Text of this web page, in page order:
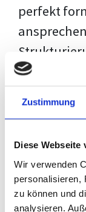
Zustimmung
Diese Webseite
Wir verwenden
personalisieren,
zu können und
analysieren.
perfekt
wie der
eigene
Schulung
deiner
anstatt
Der